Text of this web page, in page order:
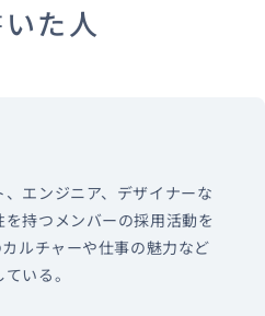
た人
、エンジニア、デザイナーな
を持つメンバーの採用活動を
ルチャーや仕事の魅力など
いる。